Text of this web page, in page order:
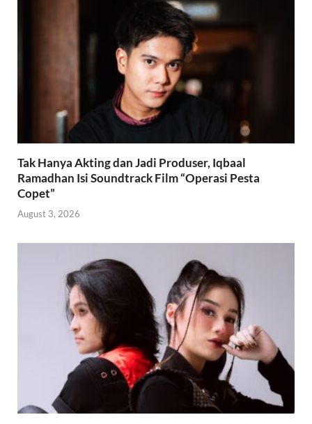
Tak Hanya Akting dan Jadi Produser, Iqbaal
Ramadhan Isi Soundtrack Film “Operasi Pesta
Copet”
August 3, 2026